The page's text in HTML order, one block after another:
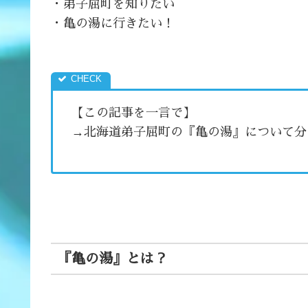
・弟子屈町を知りたい
・亀の湯に行きたい！
【この記事を一言で】
→北海道弟子屈町の『亀の湯』について
『亀の湯』とは？